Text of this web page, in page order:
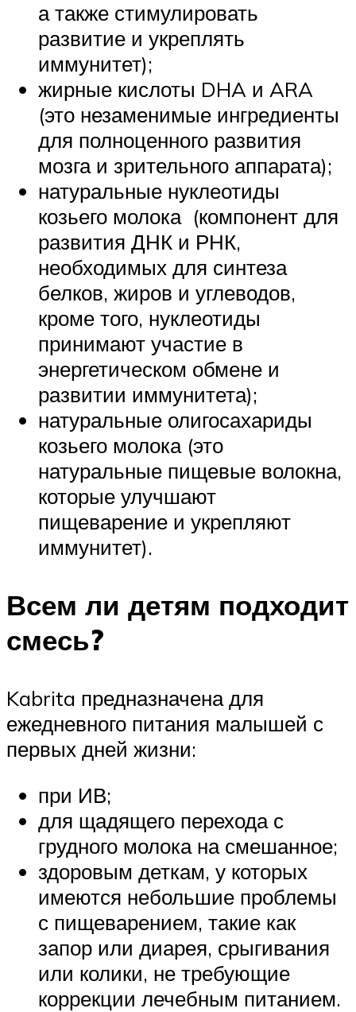
а также стимулировать
развитие и укреплять
иммунитет);
жирные кислоты DHA и ARA
(это незаменимые ингредиенты
для полноценного развития
мозга и зрительного аппарата);
натуральные нуклеотиды
козьего молока (компонент для
развития ДНК и РНК,
необходимых для синтеза
белков, жиров и углеводов,
кроме того, нуклеотиды
принимают участие в
энергетическом обмене и
развитии иммунитета);
натуральные олигосахариды
козьего молока (это
натуральные пищевые волокна,
которые улучшают
пищеварение и укрепляют
иммунитет).
Всем ли детям подходит
смесь?
Kabrita предназначена для
ежедневного питания малышей с
первых дней жизни:
при ИВ;
для щадящего перехода с
грудного молока на смешанное;
здоровым деткам, у которых
имеются небольшие проблемы
с пищеварением, такие как
запор или диарея, срыгивания
или колики, не требующие
коррекции лечебным питанием.